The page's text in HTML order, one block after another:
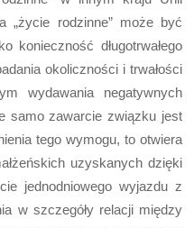
„życie rodzinne” może być
konieczność długotrwałego
okoliczności i trwałości
wydawania negatywnych
samo zawarcie związku jest
tego wymogu, to otwiera
uzyskanych dzięki
jednodniowego wyjazdu z
w szczegóły relacji między